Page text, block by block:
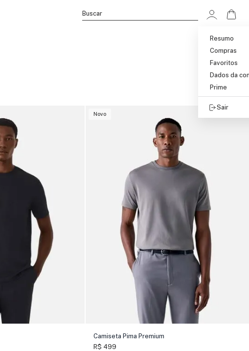
Buscar
Resumo
Compras
Favoritos
Dados da
Prime
Sair
Ir
Novo
Camiseta Pima Premium
R$ 499